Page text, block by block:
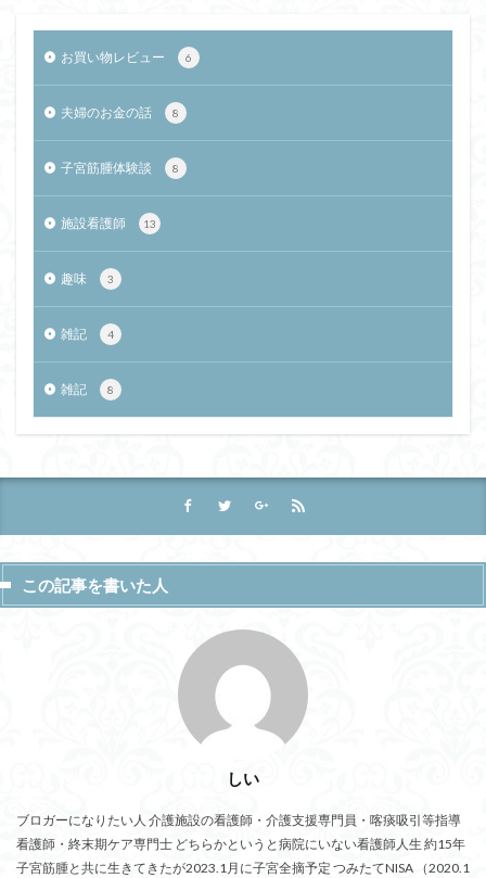
お買い物レビュー 6
夫婦のお金の話 8
子宮筋腫体験談 8
施設看護師 13
趣味 3
雑記 4
雑記 8
この記事を書いた人
しい
ブロガーになりたい人 介護施設の看護師・介護支援専門員・喀痰吸引等指導
看護師・終末期ケア専門士 どちらかというと病院にいない看護師人生 約15年
子宮筋腫と共に生きてきたが2023.1月に子宮全摘予定 つみたてNISA （2020.1